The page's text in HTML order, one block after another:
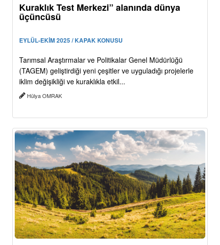
Kuraklık Test Merkezi” alanında dünya
üçüncüsü
EYLÜL-EKİM 2025 / KAPAK KONUSU
Tarımsal Araştırmalar ve Politikalar Genel Müdürlüğü
(TAGEM) geliştirdiği yeni çeşitler ve uyguladığı projelerle
iklim değişikliği ve kuraklıkla etkil...
Hülya OMRAK